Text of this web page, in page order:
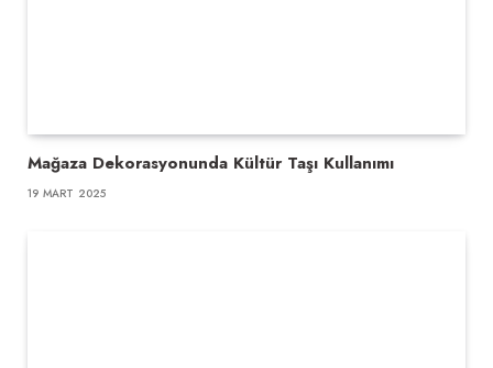
Mağaza Dekorasyonunda Kültür Taşı Kullanımı
19 MART 2025